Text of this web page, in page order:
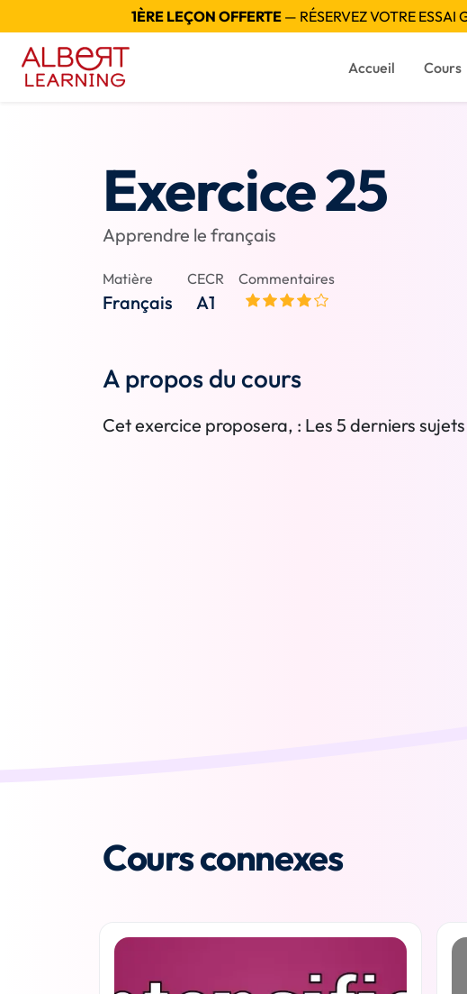
1ÈRE LEÇON OFFERTE— RÉSERVEZ VOTRE ESSAI
Accueil Cours
Exercice 25
Apprendre le français
Matière
Français
CECR
A1
Commentaires
A propos du cours
Cet exercice proposera, : Les 5 derniers
Cours connexes